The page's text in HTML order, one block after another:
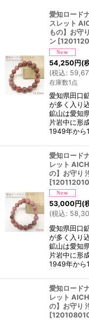
愛知ロード
スレット
もの】お守
ン [
54,250円(
(税込:
在庫数1点
愛知県田口
が多く入り
鉱山は愛知
片岩中に形
1949年か
愛知ロード
レット
の】お守り
[
53,000円(
(税込:
愛知県田口
が多く入り
鉱山は愛知
片岩中に形
1949年か
愛知ロード
レット
の】お守り
[